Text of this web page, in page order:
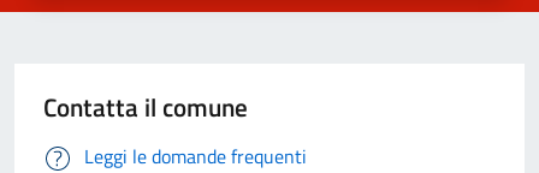
Contatta il comune
Leggi le domande frequenti